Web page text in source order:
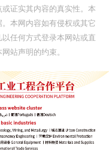
证实其内容的真实性。本
本网内容如有侵权或其它
任何方式登录本网站或直
站声明的约束。